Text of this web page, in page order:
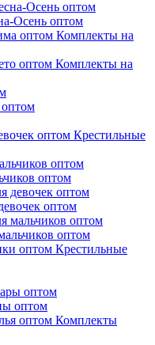
Осень оптом
Комплекты на
Комплекты на
Крестильные
оптом
оптом
оптом
Крестильные
оптом
оптом
Комплекты